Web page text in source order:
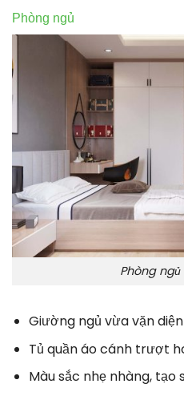
Phòng ngủ
Phòng
Giường ngủ vừa vặn
Tủ quần áo cánh trượt
Màu sắc nhẹ nhàng, tạo